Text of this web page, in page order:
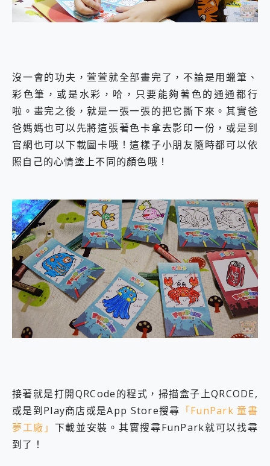
沒一會的功夫，萱萱就全部畫完了，不論是用蠟筆、
彩色筆，或是水彩，哈，只要能夠著色的通通都行
啦。畫完之後，就是一張一張的把它撕下來。其實爸
爸媽媽也可以先將這張著色卡拿去影印一份，或是到
官網也可以下載圖卡哦！這樣子小朋友隨時都可以依
照自己的心情塗上不同的顏色哦！
接著就是打開QRCode的程式，掃描盒子上QRCODE,
或是到Play商店或是App Store搜尋 「FunPark 童書
夢工廠」 下載並安裝。其實搜尋FunPark就可以找尋
到了！